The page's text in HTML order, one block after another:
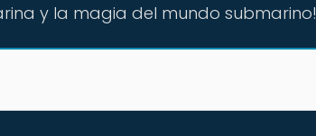
y la magia del mundo submarino!